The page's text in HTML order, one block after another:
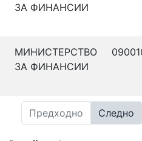
ЗА ФИНАНСИИ
МИНИСТЕРСТВО
ЗА ФИНАНСИИ
Предходно Следно